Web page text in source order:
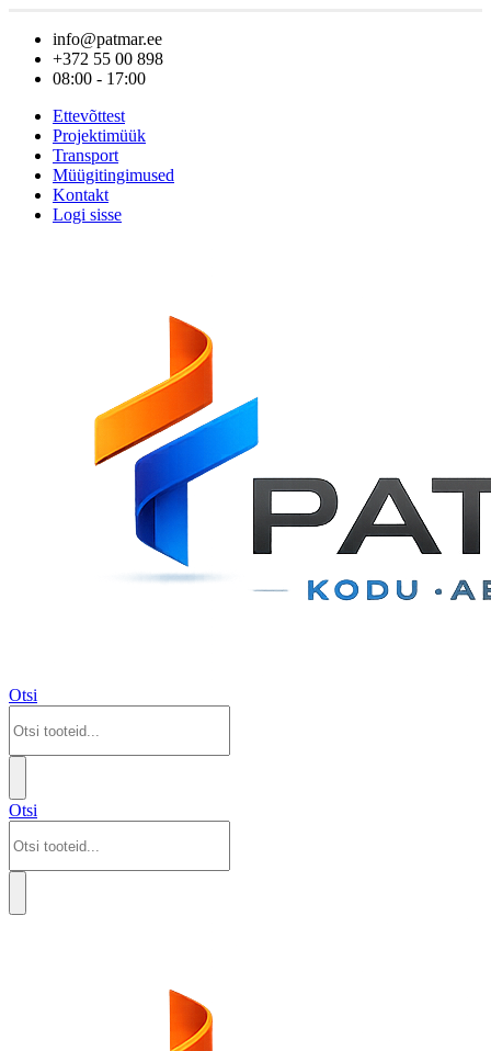
info@patmar.ee
+372 55 00 898
08:00 - 17:00
Ettevõttest
Projektimüük
Transport
Müügitingimused
Kontakt
Logi sisse
Otsi
Otsi